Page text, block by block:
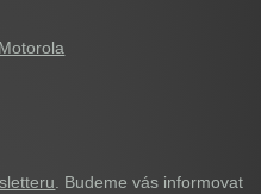
. Budeme vás informovat